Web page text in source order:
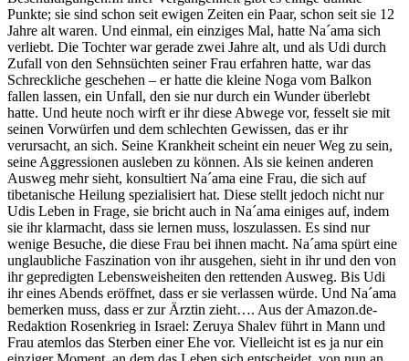
Punkte; sie sind schon seit ewigen Zeiten ein Paar, schon seit sie 12
Jahre alt waren. Und einmal, ein einziges Mal, hatte Na´ama sich
verliebt. Die Tochter war gerade zwei Jahre alt, und als Udi durch
Zufall von den Sehnsüchten seiner Frau erfahren hatte, war das
Schreckliche geschehen – er hatte die kleine Noga vom Balkon
fallen lassen, ein Unfall, den sie nur durch ein Wunder überlebt
hatte. Und heute noch wirft er ihr diese Abwege vor, fesselt sie mit
seinen Vorwürfen und dem schlechten Gewissen, das er ihr
verursacht, an sich. Seine Krankheit scheint ein neuer Weg zu sein,
seine Aggressionen ausleben zu können. Als sie keinen anderen
Ausweg mehr sieht, konsultiert Na´ama eine Frau, die sich auf
tibetanische Heilung spezialisiert hat. Diese stellt jedoch nicht nur
Udis Leben in Frage, sie bricht auch in Na´ama einiges auf, indem
sie ihr klarmacht, dass sie lernen muss, loszulassen. Es sind nur
wenige Besuche, die diese Frau bei ihnen macht. Na´ama spürt eine
unglaubliche Faszination von ihr ausgehen, sieht in ihr und den von
ihr gepredigten Lebensweisheiten den rettenden Ausweg. Bis Udi
ihr eines Abends eröffnet, dass er sie verlassen würde. Und Na´ama
bemerken muss, dass er zur Ärztin zieht…. Aus der Amazon.de-
Redaktion Rosenkrieg in Israel: Zeruya Shalev führt in Mann und
Frau atemlos das Sterben einer Ehe vor. Vielleicht ist es ja nur ein